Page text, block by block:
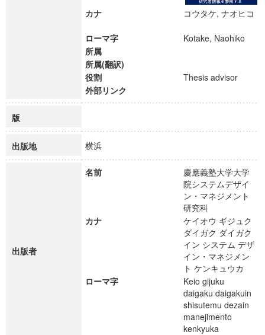
カナ コウタケ, ナオヒコ
ローマ字
Kotake, Naohiko
所属
所属(翻訳)
役割
Thesis advisor
外部リンク
版
出版地 横浜
出版者
名前
慶應義塾大学大学
院システムデザイ
ン・マネジメント
研究科
カナ
ケイオウ ギジュク
ダイガク ダイガク
イン システム デザ
イン・マネジメン
ト ケンキュウカ
ローマ字
Keio gijuku
daigaku daigakuin
shisutemu dezain
manejimento
kenkyuka